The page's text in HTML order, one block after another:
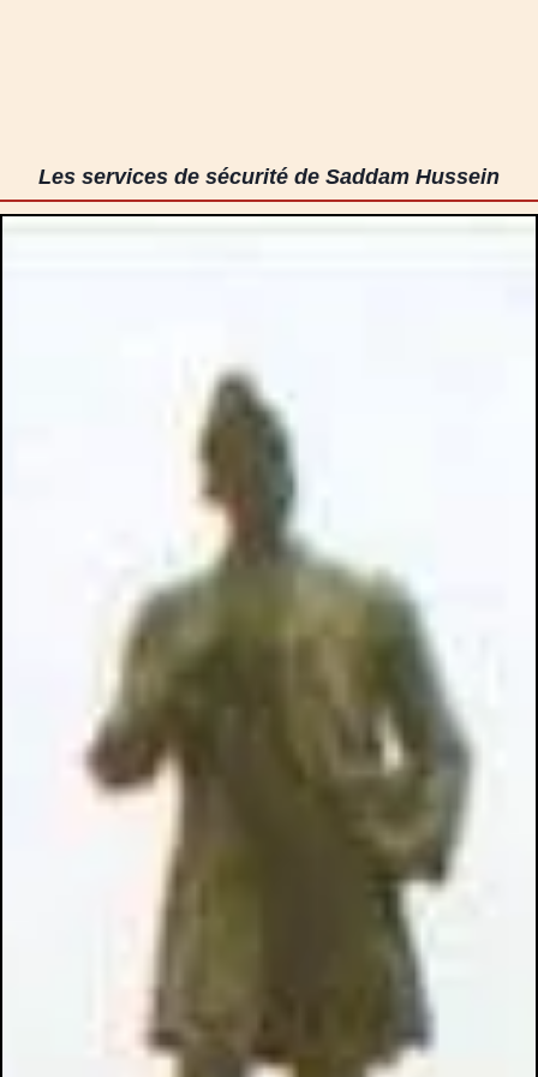
Les services de sécurité de Saddam Hussein